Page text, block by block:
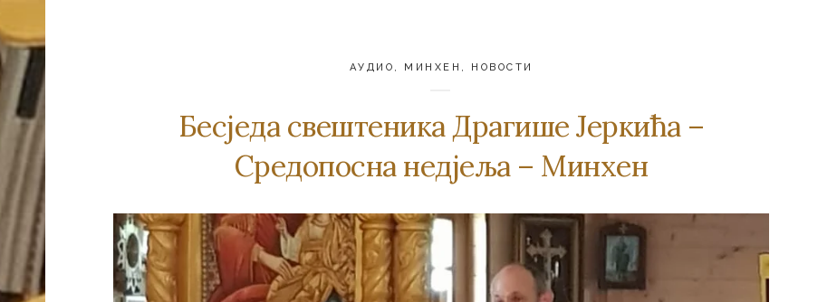
АУДИО , МИНХЕН , НОВОСТИ
Бeсjeдa свeштeникa Дрaгишe Jeркићa –
Срeдoпoснa нeдjeљa – Mинхeн